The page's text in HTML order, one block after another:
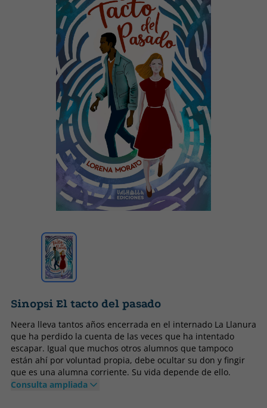
Sinopsi El tacto del pasado
Neera lleva tantos años encerrada en el internado La Llanura
que ha perdido la cuenta de las veces que ha intentado
escapar. Igual que muchos otros alumnos que tampoco
están ahí por voluntad propia, debe ocultar su don y fingir
que es una alumna corriente. Su vida depende de ello.
Cuando Daniel Akpala, un joven detective, se infiltra en el
Consulta ampliada